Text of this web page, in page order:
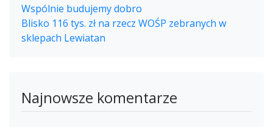
Wspólnie budujemy dobro
Blisko 116 tys. zł na rzecz WOŚP zebranych w
sklepach Lewiatan
Najnowsze komentarze